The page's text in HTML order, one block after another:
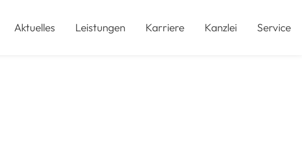
Aktuelles Leistungen Karriere Kanzlei Service